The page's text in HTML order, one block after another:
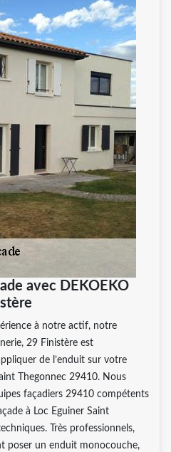
avec DEKOEKO
à notre actif, notre
29 Finistère est
de l’enduit sur votre
Thegonnec 29410. Nous
façadiers 29410 compétents
à Loc Eguiner Saint
Très professionnels,
poser un enduit monocouche,